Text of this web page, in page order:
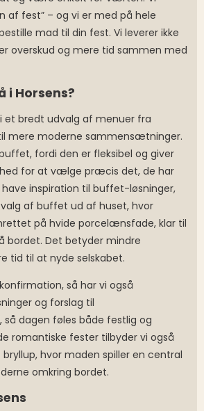
af fest” – og vi er med på hele
mad til din fest. Vi leverer ikke
overskud og mere tid sammen med
i Horsens?
et bredt udvalg af menuer fra
mere moderne sammensætninger.
fordi den er fleksibel og giver
for at vælge præcis det, de har
have inspiration til buffet-løsninger,
af buffet ud af huset, hvor
på hvide porcelænsfade, klar til
Det betyder mindre
tid til at nyde selskabet.
så har vi også
og forslag til
dagen føles både festlig og
romantiske fester tilbyder vi også
hvor maden spiller en central
omkring bordet.